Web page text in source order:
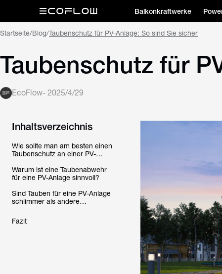
Balkonkraftwerke
Startseite/Blog/Taubenschutz für PV-Anlage: So sind Sie sicher
Taubenschutz für
EcoFlow- 2025/4/29
Inhaltsverzeichnis
Wie sollte man am besten einen
Taubenschutz an einer PV-
sicheren Möglichkeiten gibt es?
Warum ist eine Taubenabwehr
für eine PV-Anlage sinnvoll?
Sind Tauben für eine PV-Anlage
schlimmer als andere
Fazit